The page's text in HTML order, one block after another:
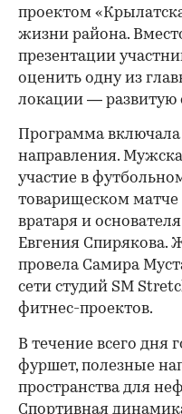
проектом
жизни района.
презентации
оценить одну из
локации — развитую
Программа
направления.
участие в
товарищеском матче
вратаря и
Евгения Спирякова.
провела Самира
сети студий SM
фитнес-проектов.
В течение всего дня
фуршет, полезные
пространства для
Спортивная